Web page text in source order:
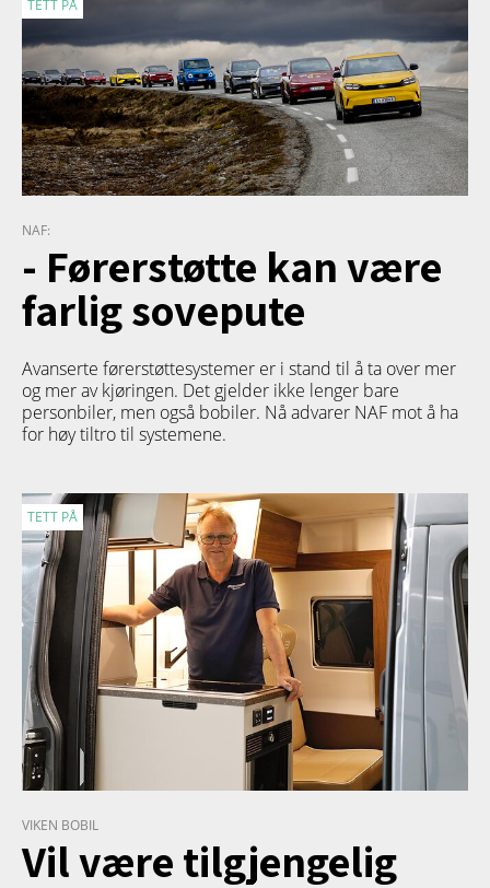
TETT PÅ
NAF:
- Førerstøtte kan være
farlig sovepute
Avanserte førerstøttesystemer er i stand til å ta over mer
og mer av kjøringen. Det gjelder ikke lenger bare
personbiler, men også bobiler. Nå advarer NAF mot å ha
for høy tiltro til systemene.
TETT PÅ
VIKEN BOBIL
Vil være tilgjengelig